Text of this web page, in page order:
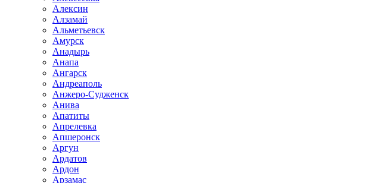
Алексин
Алзамай
Альметьевск
Амурск
Анадырь
Анапа
Ангарск
Андреаполь
Анжеро-Судженск
Анива
Апатиты
Апрелевка
Апшеронск
Аргун
Ардатов
Ардон
Арзамас